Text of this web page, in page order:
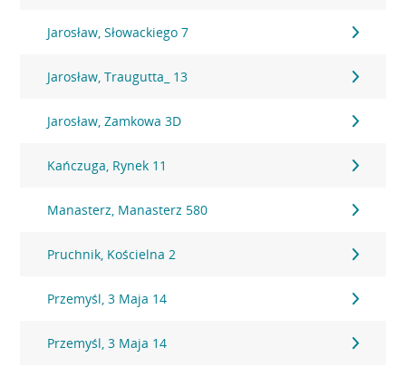
Jarosław, Słowackiego 7
Jarosław, Traugutta_ 13
Jarosław, Zamkowa 3D
Kańczuga, Rynek 11
Manasterz, Manasterz 580
Pruchnik, Kościelna 2
Przemyśl, 3 Maja 14
Przemyśl, 3 Maja 14